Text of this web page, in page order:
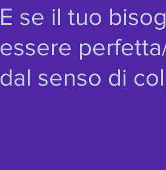
E se il tuo
essere
dal senso di